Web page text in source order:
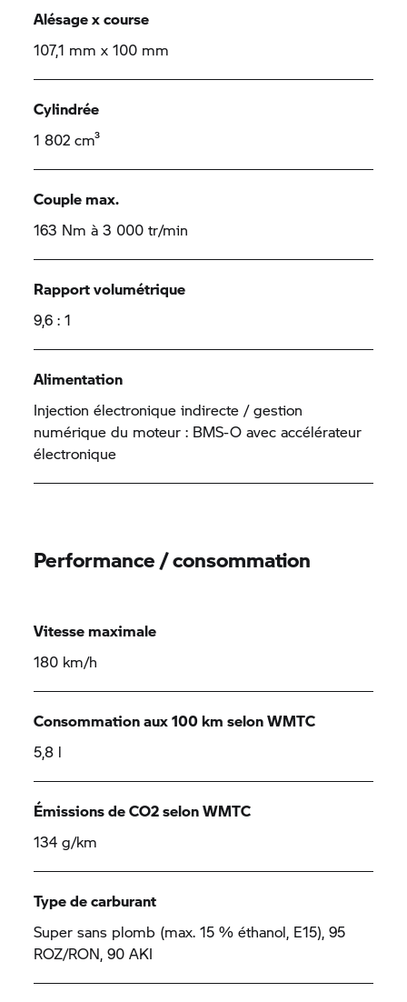
Alésage x course
107,1 mm x 100 mm
Cylindrée
1 802 cm³
Couple max.
163 Nm à 3 000 tr/min
Rapport volumétrique
9,6 : 1
Alimentation
Injection électronique indirecte / gestion
numérique du moteur : BMS-O avec accélérateur
électronique
Performance / consommation
Vitesse maximale
180 km/h
Consommation aux 100 km selon WMTC
5,8 l
Émissions de CO2 selon WMTC
134 g/km
Type de carburant
Super sans plomb (max. 15 % éthanol, E15), 95
ROZ/RON, 90 AKI